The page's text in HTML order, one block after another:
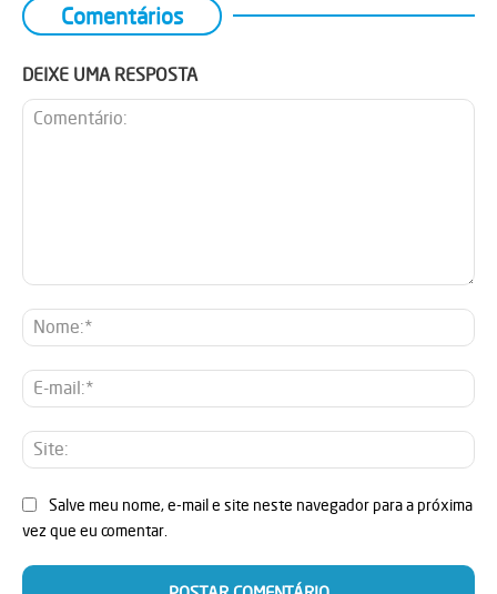
Comentários
DEIXE UMA RESPOSTA
E-
Salve meu nome, e-mail e site neste navegador para a próxima
vez que eu comentar.